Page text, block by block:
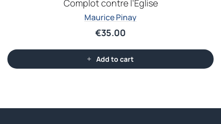
Complot contre l’Église
Maurice Pinay
€35.00
Add to cart